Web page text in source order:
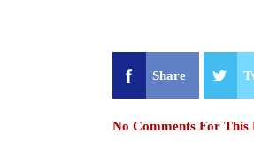
Share
No Comments For